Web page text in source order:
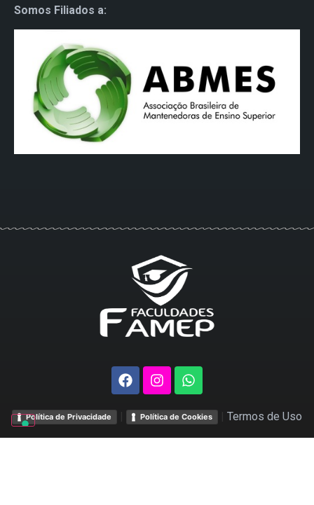
Somos Filiados a:
Política de Privacidade Política de Cookies Termos de Uso